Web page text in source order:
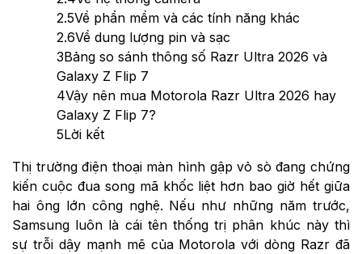
2.5Về phần mềm và các tính năng khác
2.6Về dung lượng pin và sạc
3Bảng so sánh thông số Razr Ultra 2026 và
Galaxy Z Flip 7
4Vậy nên mua Motorola Razr Ultra 2026 hay
Galaxy Z Flip 7?
5Lời kết
Thị trường điện thoại màn hình gập vỏ sò đang chứng
kiến cuộc đua song mã khốc liệt hơn bao giờ hết giữa
hai ông lớn công nghệ. Nếu như những năm trước,
Samsung luôn là cái tên thống trị phân khúc này thì
sự trỗi dậy mạnh mẽ của Motorola với dòng Razr đã